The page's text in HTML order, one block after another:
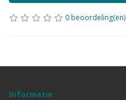
0 beoordeling(en)
Informatie